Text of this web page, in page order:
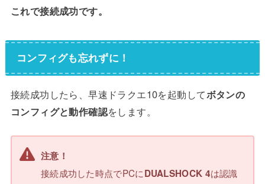
これで接続成功です。
コンフィグも忘れずに！
接続成功したら、早速ドラクエ10を起動してボタンの
コンフィグと動作確認をします。
注意！
接続成功した時点でPCにDUALSHOCK 4は認識